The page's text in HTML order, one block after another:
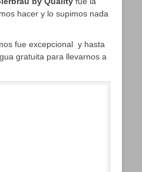
hacer y lo supimos nada
fue excepcional y hasta
gratuita para llevarnos a